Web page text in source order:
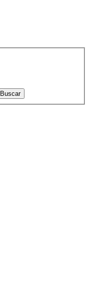
Buscar